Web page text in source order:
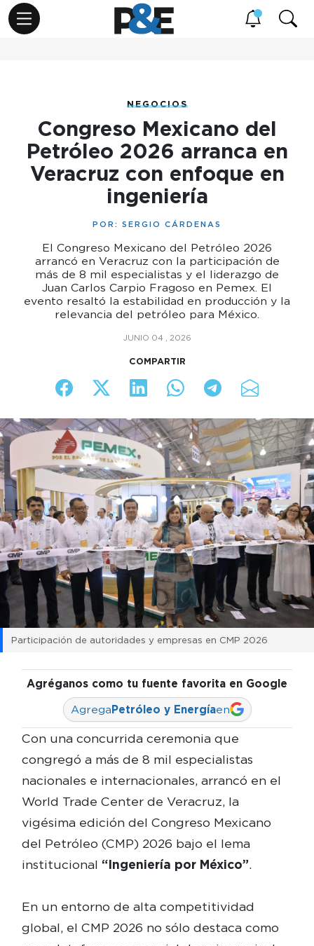
NEGOCIOS
Congreso Mexicano del
Petróleo 2026 arranca en
Veracruz con enfoque en
ingeniería
POR: SERGIO CÁRDENAS
El Congreso Mexicano del Petróleo 2026
arrancó en Veracruz con la participación de
más de 8 mil especialistas y el liderazgo de
Juan Carlos Carpio Fragoso en Pemex. El
evento resaltó la estabilidad en producción y la
relevancia del petróleo para México.
JUNIO 04 , 2026
COMPARTIR
Participación de autoridades y empresas en CMP 2026
Agréganos como tu fuente favorita en Google
AgregaPetróleo y Energíaen
Con una concurrida ceremonia que
congregó a más de 8 mil especialistas
nacionales e internacionales, arrancó en el
World Trade Center de Veracruz, la
vigésima edición del Congreso Mexicano
del Petróleo (CMP) 2026 bajo el lema
institucional “Ingeniería por México”.
En un entorno de alta competitividad
global, el CMP 2026 no sólo destaca como